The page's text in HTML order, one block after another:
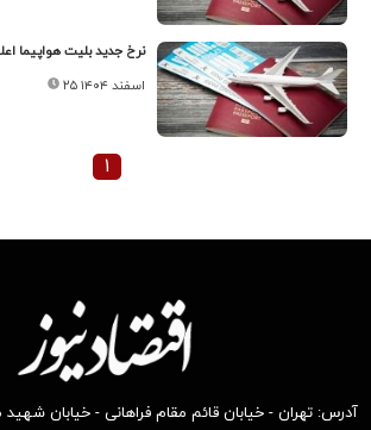
نرخ جدید بلیت هواپیما
۲۵ اسفند ۱۴۰۴
۱
آدرس: تهران - خیابان قائم مقام فراهانی - خیابان